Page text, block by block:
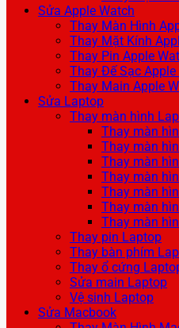
Sửa Apple Watch
Thay Màn Hình
Thay Mặt Kính
Thay Pin Apple
Thay Đế Sạc Apple
Thay Main Apple
Sửa Laptop
Thay màn hình
Thay màn
Thay màn
Thay màn
Thay màn
Thay màn
Thay màn
Thay màn
Thay pin Laptop
Thay bàn phím
Thay ổ cứng
Sửa main Laptop
Vệ sinh Laptop
Sửa Macbook